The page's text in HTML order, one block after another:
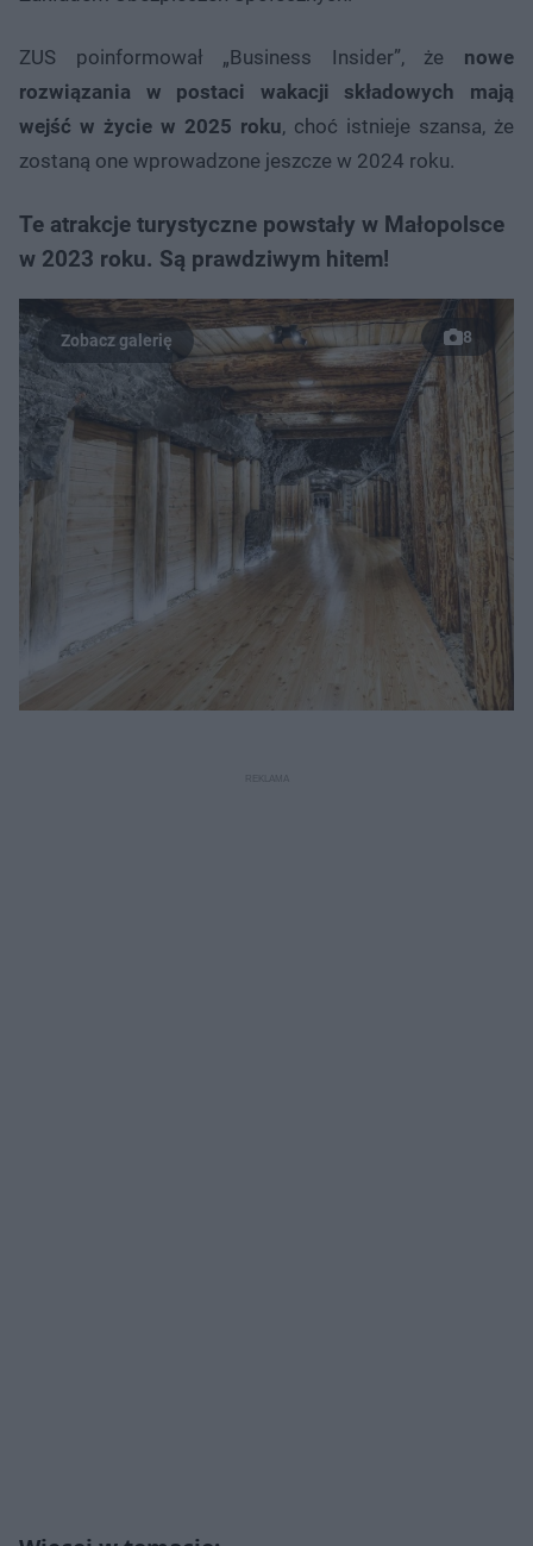
ZUS poinformował „Business Insider”, że nowe
rozwiązania w postaci wakacji składowych mają
wejść w życie w 2025 roku, choć istnieje szansa, że
zostaną one wprowadzone jeszcze w 2024 roku.
Te atrakcje turystyczne powstały w Małopolsce
w 2023 roku. Są prawdziwym hitem!
8